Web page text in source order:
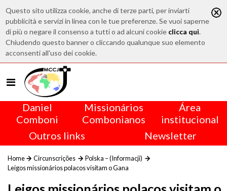
Questo sito utilizza cookie, anche di terze parti, per inviarti
pubblicità e servizi in linea con le tue preferenze. Se vuoi saperne
di più o negare il consenso a tutti o ad alcuni cookie clicca qui.
Chiudendo questo banner o cliccando qualunque suo elemento
acconsenti all'uso dei cookie.
Daniel
Comboni
Missionários
Combonianos
Área
institucional
Outros links
Newsletter
Home Circunscrições
Polska – (Informacji)
Leigos missionários polacos visitam o Gana